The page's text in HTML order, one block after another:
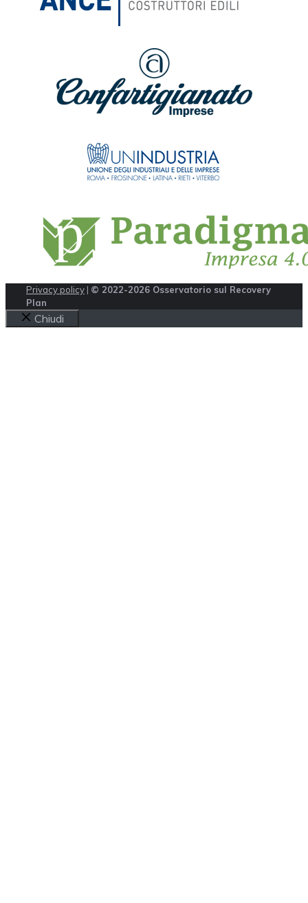
Privacy policy | © 2022-2026 Osservatorio sul Recovery
Plan
Chiudi